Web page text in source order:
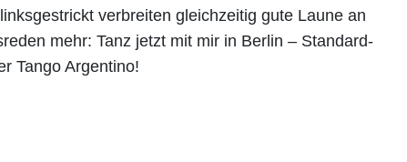
verbreiten gleichzeitig gute Laune an
mehr: Tanz jetzt mit mir in Berlin – Standard-
Tango Argentino!